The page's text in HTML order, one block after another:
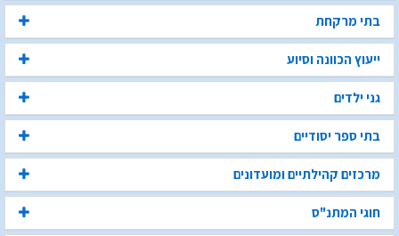
בתי מרקחת
ייעוץ הכוונה וסיוע
גני ילדים
בתי ספר יסודיים
מרכזים קהילתיים ומועדונים
חוגי המתנ"ס